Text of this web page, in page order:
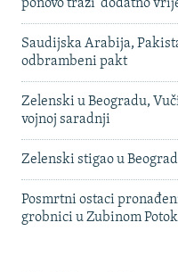
ponovo traži 'dodatno
Saudijska Arabija,
odbrambeni pakt
Zelenski u Beogradu,
vojnoj saradnji
Zelenski stigao u
Posmrtni ostaci
grobnici u Zubinom